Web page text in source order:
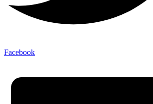
Facebook